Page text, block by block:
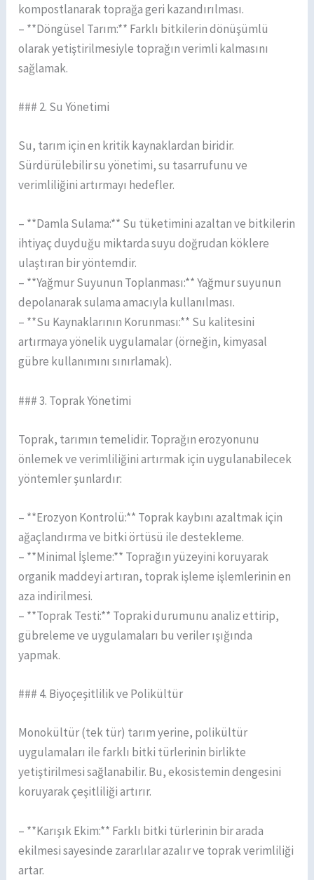
kompostlanarak toprağa geri kazandırılması.
– **Döngüsel Tarım:** Farklı bitkilerin dönüşümlü
olarak yetiştirilmesiyle toprağın verimli kalmasını
sağlamak.
### 2. Su Yönetimi
Su, tarım için en kritik kaynaklardan biridir.
Sürdürülebilir su yönetimi, su tasarrufunu ve
verimliliğini artırmayı hedefler.
– **Damla Sulama:** Su tüketimini azaltan ve bitkilerin
ihtiyaç duyduğu miktarda suyu doğrudan köklere
ulaştıran bir yöntemdir.
– **Yağmur Suyunun Toplanması:** Yağmur suyunun
depolanarak sulama amacıyla kullanılması.
– **Su Kaynaklarının Korunması:** Su kalitesini
artırmaya yönelik uygulamalar (örneğin, kimyasal
gübre kullanımını sınırlamak).
### 3. Toprak Yönetimi
Toprak, tarımın temelidir. Toprağın erozyonunu
önlemek ve verimliliğini artırmak için uygulanabilecek
yöntemler şunlardır:
– **Erozyon Kontrolü:** Toprak kaybını azaltmak için
ağaçlandırma ve bitki örtüsü ile destekleme.
– **Minimal İşleme:** Toprağın yüzeyini koruyarak
organik maddeyi artıran, toprak işleme işlemlerinin en
aza indirilmesi.
– **Toprak Testi:** Topraki durumunu analiz ettirip,
gübreleme ve uygulamaları bu veriler ışığında
yapmak.
### 4. Biyoçeşitlilik ve Polikültür
Monokültür (tek tür) tarım yerine, polikültür
uygulamaları ile farklı bitki türlerinin birlikte
yetiştirilmesi sağlanabilir. Bu, ekosistemin dengesini
koruyarak çeşitliliği artırır.
– **Karışık Ekim:** Farklı bitki türlerinin bir arada
ekilmesi sayesinde zararlılar azalır ve toprak verimliliği
artar.